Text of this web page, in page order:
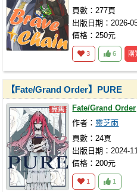
頁數：277頁
出版日期：2026-
價格：250元
3 6 購
【Fate/Grand Order】PURE
Fate/Grand Order
作者： 靈芝雨
頁數：24頁
出版日期：2024-
價格：200元
1 1